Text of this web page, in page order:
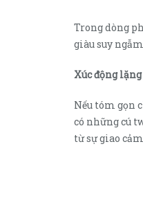
Trong dòng
giàu suy
Xúc động
Nếu tóm gọn
có những cú
từ sự giao